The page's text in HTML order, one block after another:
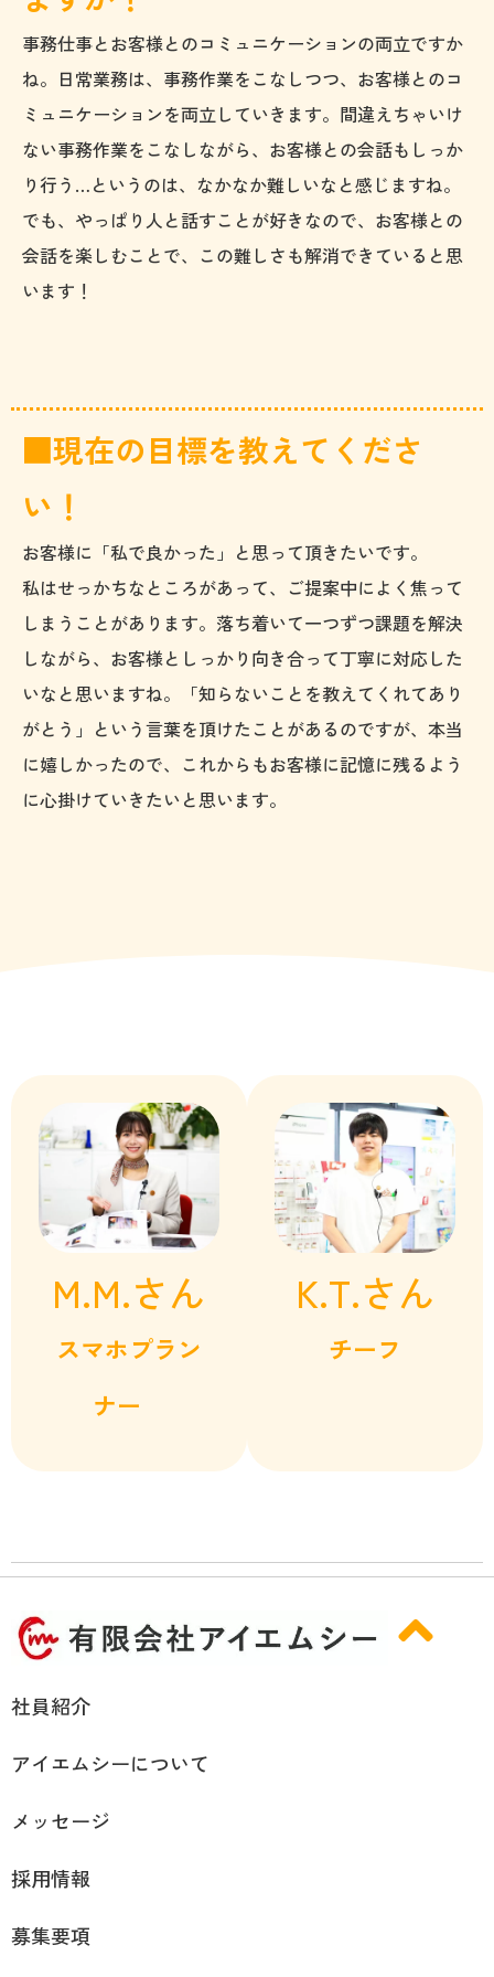
事務仕事とお客様とのコミュニケーションの両立ですか
ね。日常業務は、事務作業をこなしつつ、お客様とのコ
ミュニケーションを両立していきます。間違えちゃいけ
ない事務作業をこなしながら、お客様との会話もしっか
り行う…というのは、なかなか難しいなと感じますね。
でも、やっぱり人と話すことが好きなので、お客様との
会話を楽しむことで、この難しさも解消できていると思
います！
■現在の目標を教えてくださ
い！
お客様に「私で良かった」と思って頂きたいです。
私はせっかちなところがあって、ご提案中によく焦って
しまうことがあります。落ち着いて一つずつ課題を解決
しながら、お客様としっかり向き合って丁寧に対応した
いなと思いますね。「知らないことを教えてくれてあり
がとう」という言葉を頂けたことがあるのですが、本当
に嬉しかったので、これからもお客様に記憶に残るよう
に心掛けていきたいと思います。
M.M.さん
スマホプラン
ナー
K.T.さん
チーフ
社員紹介
アイエムシーについて
メッセージ
採用情報
募集要項